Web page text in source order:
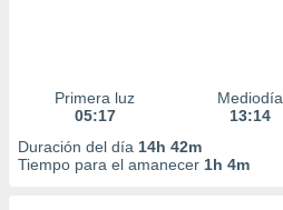
Primera luz
05:17
Mediodía
13:14
Duración del día 14h 42m
Tiempo para el amanecer 1h 4m